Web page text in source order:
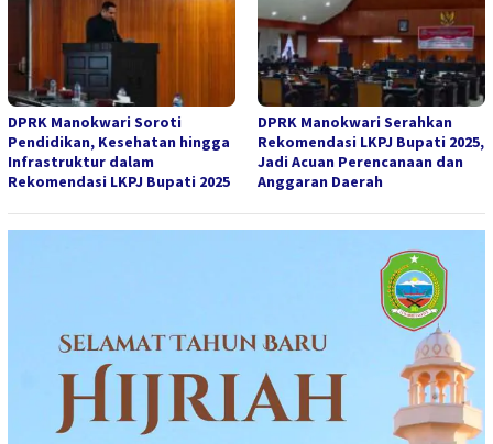
DPRK Manokwari Soroti
Pendidikan, Kesehatan hingga
Infrastruktur dalam
Rekomendasi LKPJ Bupati 2025
DPRK Manokwari Serahkan
Rekomendasi LKPJ Bupati 2025,
Jadi Acuan Perencanaan dan
Anggaran Daerah